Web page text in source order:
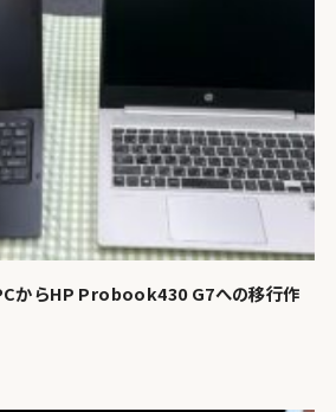
からHP Probook430 G7への移行作